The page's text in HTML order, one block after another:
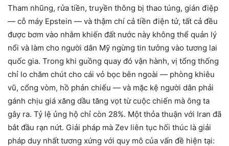
Tham nhũng, rửa tiền, truyền thông bị thao túng, gián điệp
— cỗ máy Epstein — và thậm chí cả tiền điện tử, tất cả đều
được bơm vào nhằm khiến đất nước này không thể quản lý
nổi và làm cho người dân Mỹ ngừng tin tưởng vào tương lai
quốc gia. Trong khi guồng quay đó vận hành, vị tổng thống
chỉ lo chăm chút cho cái vỏ bọc bên ngoài — phòng khiêu
vũ, cổng vòm, hồ phản chiếu — và mặc kệ người dân phải
gánh chịu giá xăng dầu tăng vọt từ cuộc chiến mà ông ta
gây ra. Tỷ lệ ủng hộ chỉ còn 28%. Một thỏa thuận với Iran đã
bắt đầu rạn nứt. Giải pháp mà Zev liên tục hối thúc là giải
pháp duy nhất tương xứng với quy mô của vấn đề hiện tại: